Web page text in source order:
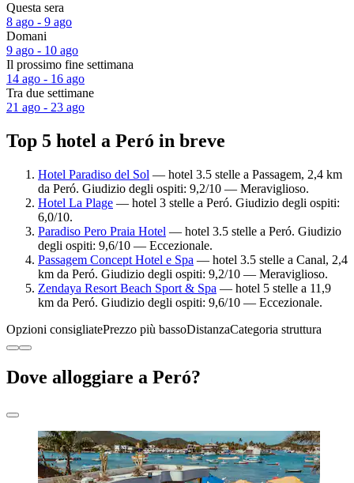
Questa sera
8 ago - 9 ago
Domani
9 ago - 10 ago
Il prossimo fine settimana
14 ago - 16 ago
Tra due settimane
21 ago - 23 ago
Top 5 hotel a Peró in breve
Hotel Paradiso del Sol — hotel 3.5 stelle a Passagem, 2,4 km
da Peró. Giudizio degli ospiti: 9,2/10 — Meraviglioso.
Hotel La Plage — hotel 3 stelle a Peró. Giudizio degli ospiti:
6,0/10.
Paradiso Pero Praia Hotel — hotel 3.5 stelle a Peró. Giudizio
degli ospiti: 9,6/10 — Eccezionale.
Passagem Concept Hotel e Spa — hotel 3.5 stelle a Canal, 2,4
km da Peró. Giudizio degli ospiti: 9,2/10 — Meraviglioso.
Zendaya Resort Beach Sport & Spa — hotel 5 stelle a 11,9
km da Peró. Giudizio degli ospiti: 9,6/10 — Eccezionale.
Opzioni consigliatePrezzo più bassoDistanzaCategoria struttura
Dove alloggiare a Peró?